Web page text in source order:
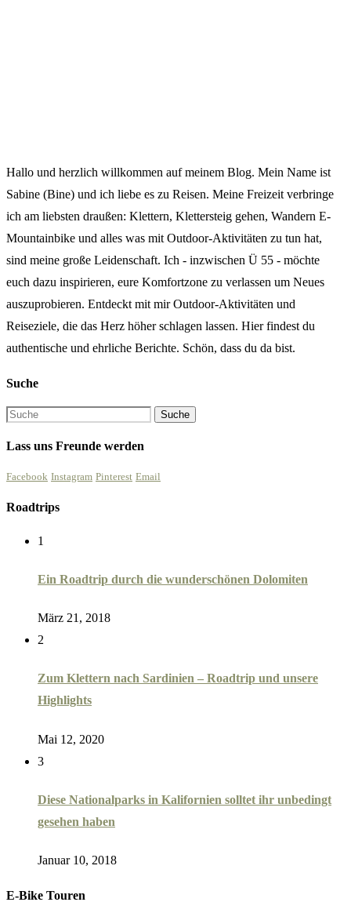
Hallo und herzlich willkommen auf meinem Blog. Mein Name ist
Sabine (Bine) und ich liebe es zu Reisen. Meine Freizeit verbringe
ich am liebsten draußen: Klettern, Klettersteig gehen, Wandern E-
Mountainbike und alles was mit Outdoor-Aktivitäten zu tun hat,
sind meine große Leidenschaft. Ich - inzwischen Ü 55 - möchte
euch dazu inspirieren, eure Komfortzone zu verlassen um Neues
auszuprobieren. Entdeckt mit mir Outdoor-Aktivitäten und
Reiseziele, die das Herz höher schlagen lassen. Hier findest du
authentische und ehrliche Berichte. Schön, dass du da bist.
Suche
Lass uns Freunde werden
Facebook Instagram Pinterest Email
Roadtrips
1
Ein Roadtrip durch die wunderschönen Dolomiten
März 21, 2018
2
Zum Klettern nach Sardinien – Roadtrip und unsere
Highlights
Mai 12, 2020
3
Diese Nationalparks in Kalifornien solltet ihr unbedingt
gesehen haben
Januar 10, 2018
E-Bike Touren